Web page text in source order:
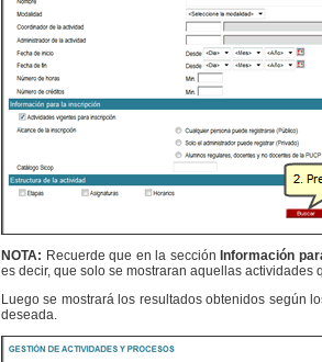
NOTA: Recuerde que en la sección Información
es decir, que solo se mostraran aquellas actividades
Luego se mostrará los resultados obtenidos según
deseada.